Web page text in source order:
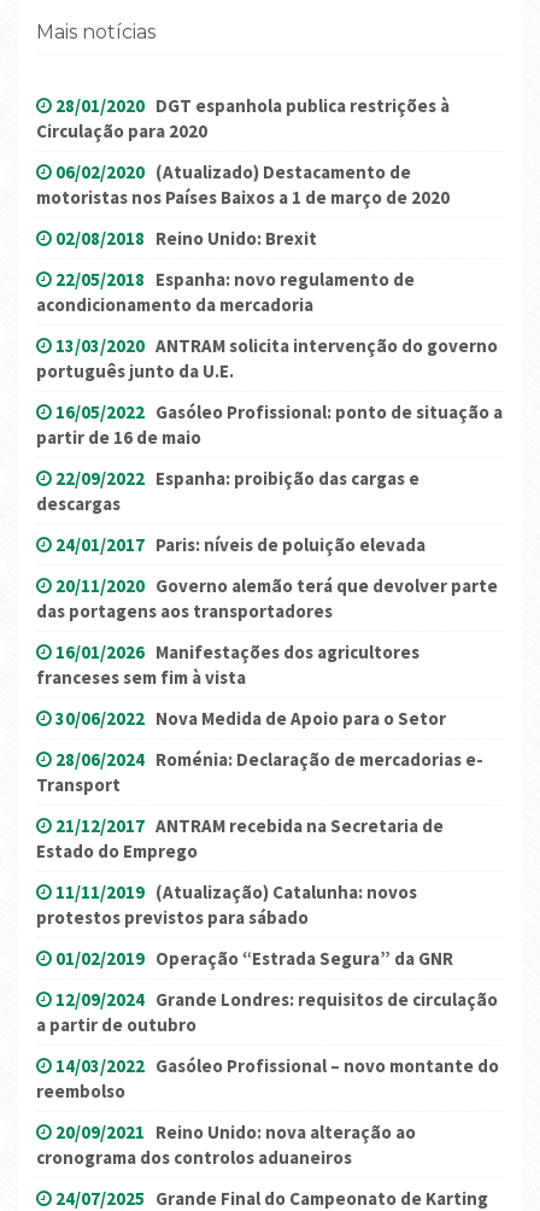
Mais notícias
28/01/2020 DGT espanhola publica restrições à
Circulação para 2020
06/02/2020 (Atualizado) Destacamento de
motoristas nos Países Baixos a 1 de março de 2020
02/08/2018 Reino Unido: Brexit
22/05/2018 Espanha: novo regulamento de
acondicionamento da mercadoria
13/03/2020 ANTRAM solicita intervenção do governo
português junto da U.E.
16/05/2022 Gasóleo Profissional: ponto de situação a
partir de 16 de maio
22/09/2022 Espanha: proibição das cargas e
descargas
24/01/2017 Paris: níveis de poluição elevada
20/11/2020 Governo alemão terá que devolver parte
das portagens aos transportadores
16/01/2026 Manifestações dos agricultores
franceses sem fim à vista
30/06/2022 Nova Medida de Apoio para o Setor
28/06/2024 Roménia: Declaração de mercadorias e-
Transport
21/12/2017 ANTRAM recebida na Secretaria de
Estado do Emprego
11/11/2019 (Atualização) Catalunha: novos
protestos previstos para sábado
01/02/2019 Operação “Estrada Segura” da GNR
12/09/2024 Grande Londres: requisitos de circulação
a partir de outubro
14/03/2022 Gasóleo Profissional – novo montante do
reembolso
20/09/2021 Reino Unido: nova alteração ao
cronograma dos controlos aduaneiros
24/07/2025 Grande Final do Campeonato de Karting